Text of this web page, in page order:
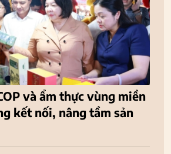
và ẩm thực vùng miền
kết nối, nâng tầm sản